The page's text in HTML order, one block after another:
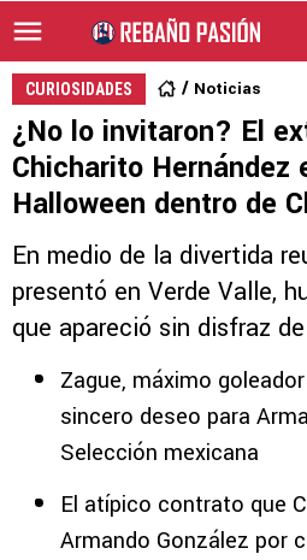
CURIOSIDADES Noticias
¿No lo invitaron? El
Chicharito Hernández
Halloween dentro de
En medio de la divertida
presentó en Verde Valle,
que apareció sin disfraz
Zague, máximo
sincero deseo para
Selección mexicana
El atípico contrato que
Armando González por